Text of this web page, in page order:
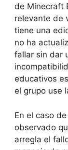
de Minecraft
relevante de
tiene una
no ha
fallar sin dar
educativos
el grupo use
En el caso
observado
arregla el